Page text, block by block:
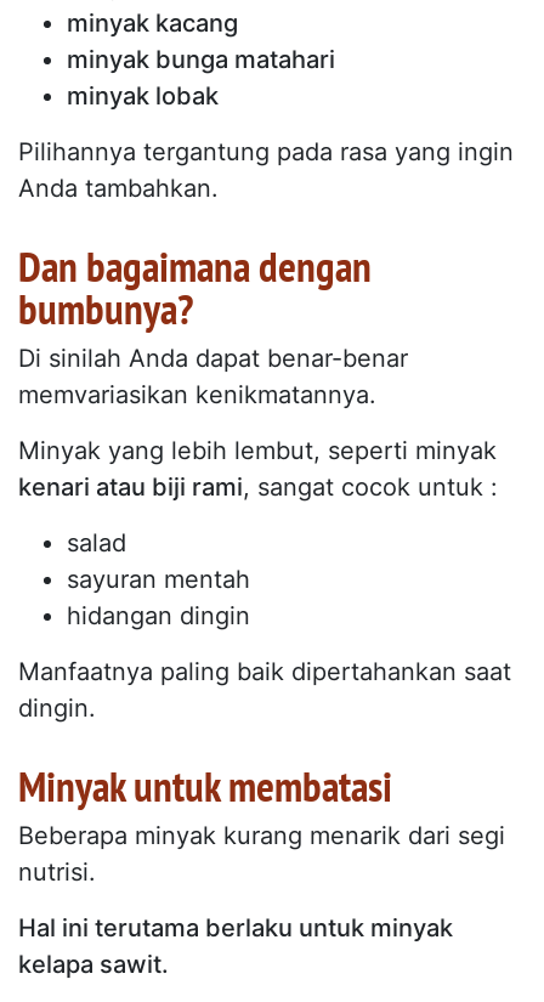
minyak kacang
minyak bunga matahari
minyak lobak
Pilihannya tergantung pada rasa yang ingin
Anda tambahkan.
Dan bagaimana dengan
bumbunya?
Di sinilah Anda dapat benar-benar
memvariasikan kenikmatannya.
Minyak yang lebih lembut, seperti minyak
kenari atau biji rami, sangat cocok untuk :
salad
sayuran mentah
hidangan dingin
Manfaatnya paling baik dipertahankan saat
dingin.
Minyak untuk membatasi
Beberapa minyak kurang menarik dari segi
nutrisi.
Hal ini terutama berlaku untuk minyak
kelapa sawit.